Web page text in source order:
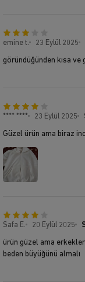
emine t. 23 Eylül 2025
göründüğünden kısa ve
**** **** 23 Eylül 2025
Güzel ürün ama biraz
Safa E. 20 Eylül 2025
ürün güzel ama
beden büyüğünü almalı